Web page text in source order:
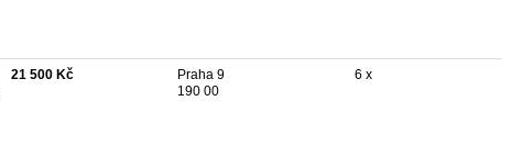
21 500 Kč
Praha 9
190 00
6 x